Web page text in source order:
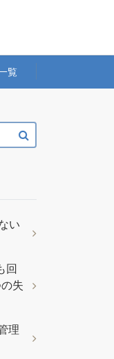
覧
い
回
失
理